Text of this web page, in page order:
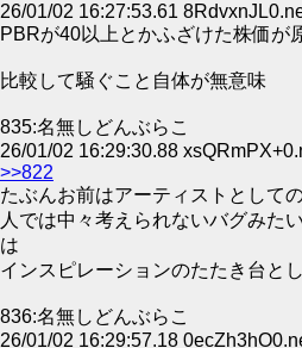
26/01/02 16:27:53.61
PBRが40以上とかふざけた株価が
比較して騒ぐこと自体が無意味
835:名無しどんぶらこ
26/01/02 16:29:30.88
>>822
たぶんお前はアーティストとして
人では中々考えられないバグみた
は
インスピレーションのたたき台と
836:名無しどんぶらこ
26/01/02 16:29:57.18